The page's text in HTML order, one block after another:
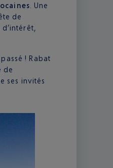
. Une
de
! Rabat
de
ses invités